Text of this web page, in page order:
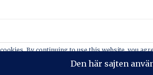
By continuing to use this website, you
control cookies, see here:
Cookie-policy